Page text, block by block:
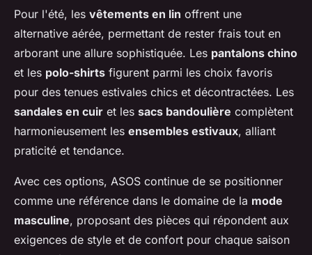
Pour l'été, les vêtements en lin offrent une
alternative aérée, permettant de rester frais tout en
arborant une allure sophistiquée. Les pantalons chino
et les polo-shirts figurent parmi les choix favoris
pour des tenues estivales chics et décontractées. Les
sandales en cuir et les sacs bandoulière complètent
harmonieusement les ensembles estivaux, alliant
praticité et tendance.
Avec ces options, ASOS continue de se positionner
comme une référence dans le domaine de la mode
masculine, proposant des pièces qui répondent aux
exigences de style et de confort pour chaque saison